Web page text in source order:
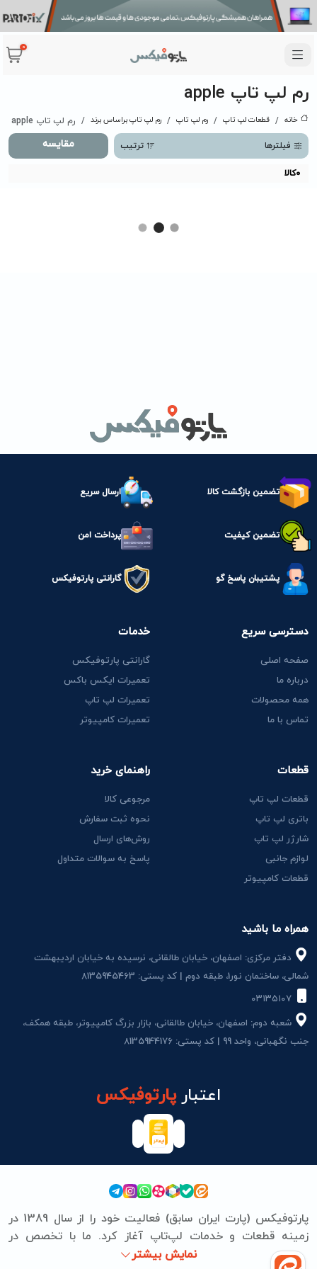
0
رم لپ تاپ apple
خانه قطعات لپ تاپ رم لپ تاپ رم لپ تاپ براساس برند رم لپ تاپ apple
فیلترها ترتیب مقایسه
0کالا
تضمین بازگشت کالا ارسال سریع
تضمین کیفیت پرداخت امن
پشتیبان پاسخ گو گارانتی پارتوفیکس
همراه ما باشید
دفتر مرکزی: اصفهان، خیابان طالقانی، نرسیده به خیابان اردیبهشت
شمالی، ساختمان نور1، طبقه دوم | کد پستی: 8135945463
شعبه دوم: اصفهان، خیابان طالقانی، بازار بزرگ کامپیوتر، طبقه همکف،
جنب نگهبانی، واحد 99 | کد پستی: 8135944176
دسترسی سریع
صفحه اصلی
درباره ما
همه محصولات
تماس با ما
قطعات
قطعات لپ تاپ
باتری لپ تاپ
شارژر لپ تاپ
لوازم جانبی
قطعات کامپیوتر
خدمات
گارانتی پارتوفیکس
تعمیرات ایکس باکس
تعمیرات لپ تاپ
تعمیرات کامپیوتر
راهنمای خرید
مرجوعی کالا
نحوه ثبت سفارش
روش‌های ارسال
پاسخ به سوالات متداول
اعتبارپارتوفیکس
پارتوفیکس (پارت ایران سابق) فعالیت خود را از سال 1389 در
زمینه قطعات و خدمات لپ‌تاپ آغاز کرد. ما با تخصص در
نمایش بیشتر